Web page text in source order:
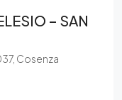
– SAN
Cosenza